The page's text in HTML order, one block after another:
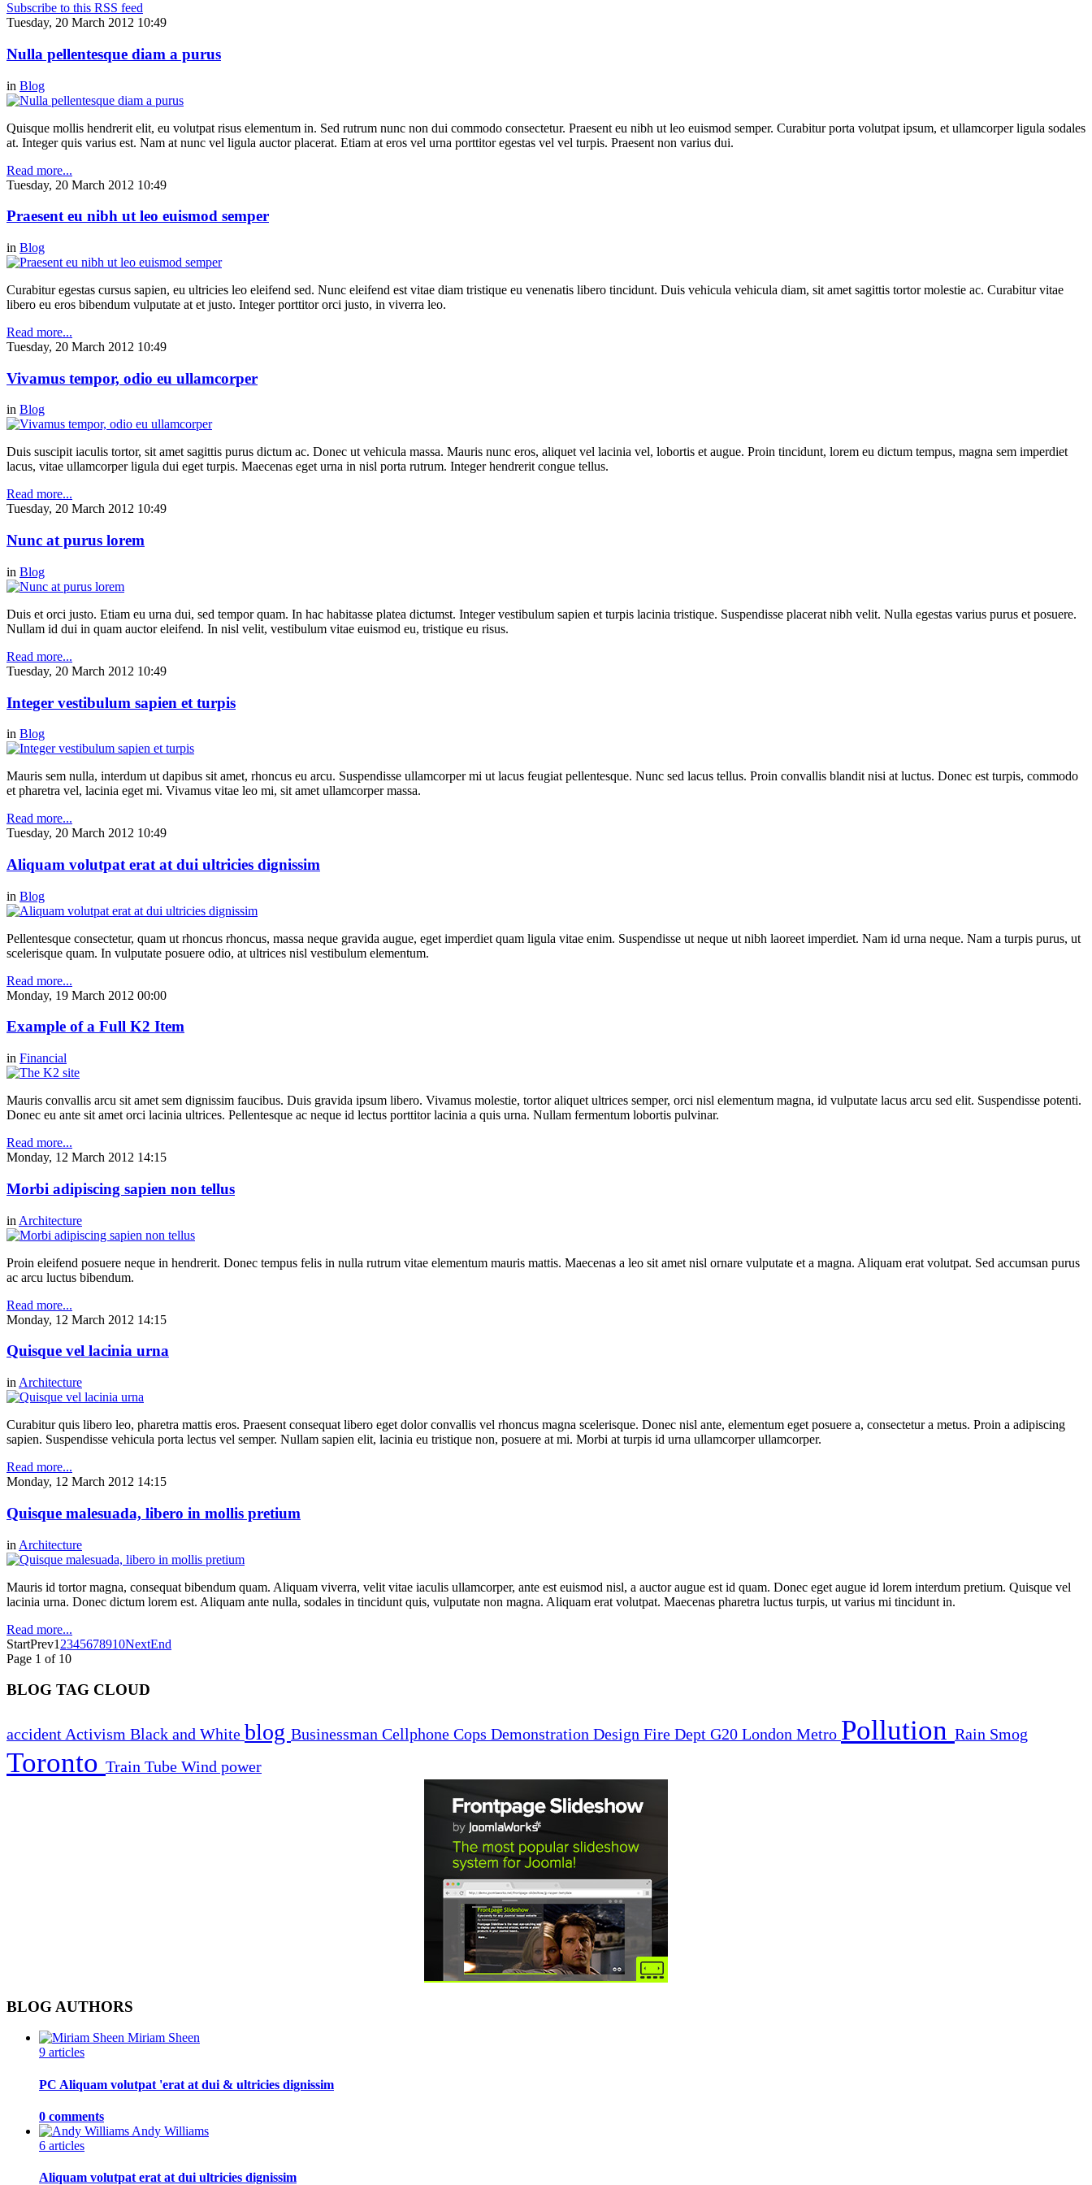
Subscribe to this RSS feed
Tuesday, 20 March 2012 10:49
Nulla pellentesque diam a purus
in Blog
Quisque mollis hendrerit elit, eu volutpat risus elementum in. Sed rutrum nunc non dui commodo consectetur. Praesent eu nibh ut leo euismod semper. Curabitur porta volutpat ipsum, et ullamcorper ligula sodales
at. Integer quis varius est. Nam at nunc vel ligula auctor placerat. Etiam at eros vel urna porttitor egestas vel vel turpis. Praesent non varius dui.
Read more...
Tuesday, 20 March 2012 10:49
Praesent eu nibh ut leo euismod semper
in Blog
Curabitur egestas cursus sapien, eu ultricies leo eleifend sed. Nunc eleifend est vitae diam tristique eu venenatis libero tincidunt. Duis vehicula vehicula diam, sit amet sagittis tortor molestie ac. Curabitur vitae
libero eu eros bibendum vulputate at et justo. Integer porttitor orci justo, in viverra leo.
Read more...
Tuesday, 20 March 2012 10:49
Vivamus tempor, odio eu ullamcorper
in Blog
Duis suscipit iaculis tortor, sit amet sagittis purus dictum ac. Donec ut vehicula massa. Mauris nunc eros, aliquet vel lacinia vel, lobortis et augue. Proin tincidunt, lorem eu dictum tempus, magna sem imperdiet
lacus, vitae ullamcorper ligula dui eget turpis. Maecenas eget urna in nisl porta rutrum. Integer hendrerit congue tellus.
Read more...
Tuesday, 20 March 2012 10:49
Nunc at purus lorem
in Blog
Duis et orci justo. Etiam eu urna dui, sed tempor quam. In hac habitasse platea dictumst. Integer vestibulum sapien et turpis lacinia tristique. Suspendisse placerat nibh velit. Nulla egestas varius purus et posuere.
Nullam id dui in quam auctor eleifend. In nisl velit, vestibulum vitae euismod eu, tristique eu risus.
Read more...
Tuesday, 20 March 2012 10:49
Integer vestibulum sapien et turpis
in Blog
Mauris sem nulla, interdum ut dapibus sit amet, rhoncus eu arcu. Suspendisse ullamcorper mi ut lacus feugiat pellentesque. Nunc sed lacus tellus. Proin convallis blandit nisi at luctus. Donec est turpis, commodo
et pharetra vel, lacinia eget mi. Vivamus vitae leo mi, sit amet ullamcorper massa.
Read more...
Tuesday, 20 March 2012 10:49
Aliquam volutpat erat at dui ultricies dignissim
in Blog
Pellentesque consectetur, quam ut rhoncus rhoncus, massa neque gravida augue, eget imperdiet quam ligula vitae enim. Suspendisse ut neque ut nibh laoreet imperdiet. Nam id urna neque. Nam a turpis purus, ut
scelerisque quam. In vulputate posuere odio, at ultrices nisl vestibulum elementum.
Read more...
Monday, 19 March 2012 00:00
Example of a Full K2 Item
in Financial
Mauris convallis arcu sit amet sem dignissim faucibus. Duis gravida ipsum libero. Vivamus molestie, tortor aliquet ultrices semper, orci nisl elementum magna, id vulputate lacus arcu sed elit. Suspendisse potenti.
Donec eu ante sit amet orci lacinia ultrices. Pellentesque ac neque id lectus porttitor lacinia a quis urna. Nullam fermentum lobortis pulvinar.
Read more...
Monday, 12 March 2012 14:15
Morbi adipiscing sapien non tellus
in Architecture
Proin eleifend posuere neque in hendrerit. Donec tempus felis in nulla rutrum vitae elementum mauris mattis. Maecenas a leo sit amet nisl ornare vulputate et a magna. Aliquam erat volutpat. Sed accumsan purus
ac arcu luctus bibendum.
Read more...
Monday, 12 March 2012 14:15
Quisque vel lacinia urna
in Architecture
Curabitur quis libero leo, pharetra mattis eros. Praesent consequat libero eget dolor convallis vel rhoncus magna scelerisque. Donec nisl ante, elementum eget posuere a, consectetur a metus. Proin a adipiscing
sapien. Suspendisse vehicula porta lectus vel semper. Nullam sapien elit, lacinia eu tristique non, posuere at mi. Morbi at turpis id urna ullamcorper ullamcorper.
Read more...
Monday, 12 March 2012 14:15
Quisque malesuada, libero in mollis pretium
in Architecture
Mauris id tortor magna, consequat bibendum quam. Aliquam viverra, velit vitae iaculis ullamcorper, ante est euismod nisl, a auctor augue est id quam. Donec eget augue id lorem interdum pretium. Quisque vel
lacinia urna. Donec dictum lorem est. Aliquam ante nulla, sodales in tincidunt quis, vulputate non magna. Aliquam erat volutpat. Maecenas pharetra luctus turpis, ut varius mi tincidunt in.
Read more...
StartPrev1 2345678910NextEnd
Page 1 of 10
BLOG TAG CLOUD
accident Activism Black and White blog Businessman Cellphone Cops Demonstration Design Fire Dept G20 London Metro Pollution Rain Smog
Toronto Train Tube Wind power
BLOG AUTHORS
Miriam Sheen
9 articles
PC Aliquam volutpat 'erat at dui & ultricies dignissim
0 comments
Andy Williams
6 articles
Aliquam volutpat erat at dui ultricies dignissim